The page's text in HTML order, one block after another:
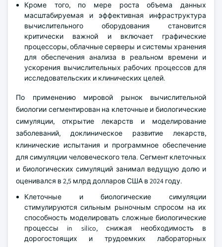
Кроме того, по мере роста объема данных
масштабируемая и эффективная инфраструктура
вычислительного оборудования становится
критически важной и включает графические
процессоры, облачные серверы и системы хранения
для обеспечения анализа в реальном времени и
ускорения вычислительных рабочих процессов для
исследовательских и клинических целей.
По применению мировой рынок вычислительной
биологии сегментирован на клеточные и биологические
симуляции, открытие лекарств и моделирование
заболеваний, доклиническое развитие лекарств,
клинические испытания и программное обеспечение
для симуляции человеческого тела. Сегмент клеточных
и биологических симуляций занимал ведущую долю и
оценивался в 2,5 млрд долларов США в 2024 году.
Клеточные и биологические симуляции
стимулируются сильным рыночным спросом на их
способность моделировать сложные биологические
процессы in silico, снижая необходимость в
дорогостоящих и трудоемких лабораторных